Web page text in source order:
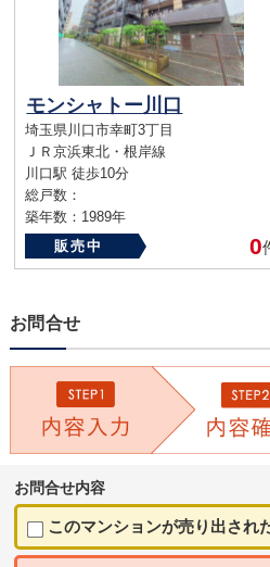
モンシャトー川口
埼玉県川口市幸町3丁目
ＪＲ京浜東北・根岸線
川口駅 徒歩10分
総戸数：
築年数：1989年
販売中
0
お問合せ
お問合せ内容
このマンションが売り出され